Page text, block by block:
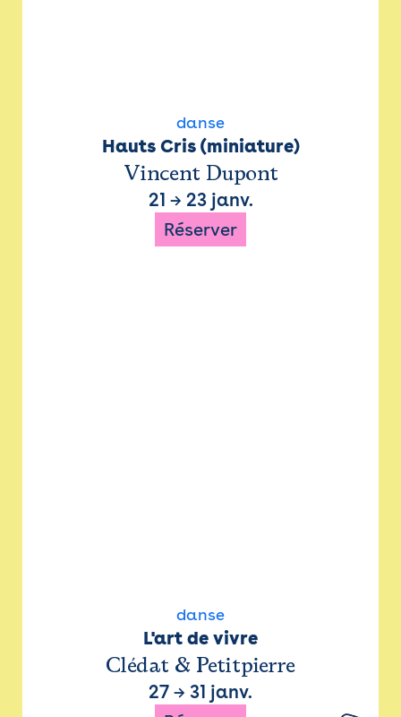
danse
Hauts Cris (miniature)
Vincent Dupont
21 → 23 janv.
Réserver
danse
L'art de vivre
Clédat & Petitpierre
27 → 31 janv.